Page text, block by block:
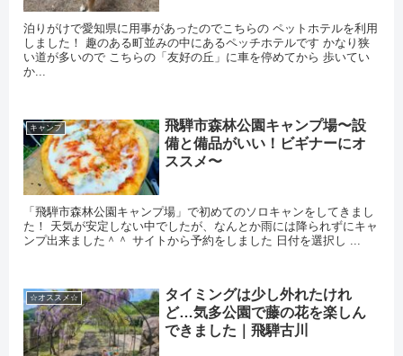
泊りがけで愛知県に用事があったのでこちらの ペットホテルを利用
しました！ 趣のある町並みの中にあるペッチホテルです かなり狭
い道が多いので こちらの「友好の丘」に車を停めてから 歩いてい
か...
キャンプ
飛騨市森林公園キャンプ場〜設
備と備品がいい！ビギナーにオ
ススメ〜
「飛騨市森林公園キャンプ場」で初めてのソロキャンをしてきまし
た！ 天気が安定しない中でしたが、なんとか雨には降られずにキャ
ンプ出来ました＾＾ サイトから予約をしました 日付を選択し ...
☆オススメ☆
タイミングは少し外れたけれ
ど…気多公園で藤の花を楽しん
できました｜飛騨古川